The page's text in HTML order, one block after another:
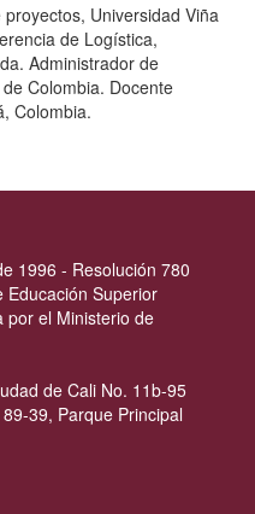
Universidad Viña
de Logística,
Administrador de
Colombia. Docente
Colombia.
1996 - Resolución 780
Educación Superior
por el Ministerio de
de Cali No. 11b-95
39, Parque Principal